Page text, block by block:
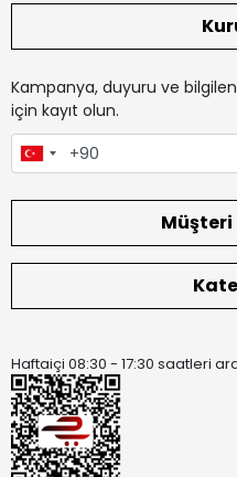
Kampanya, duyuru ve
için kayıt olun.
Haftaiçi 08:30 - 17:30 saatleri